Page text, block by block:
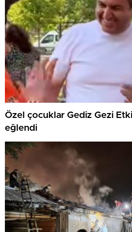
Özel çocuklar Gediz Gezi
eğlendi